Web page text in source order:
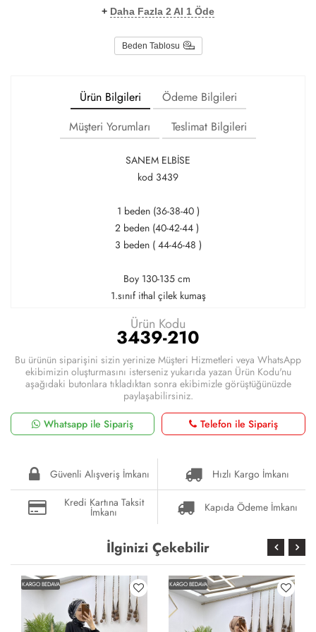
+ Daha Fazla 2 Al 1 Öde
Beden Tablosu
Ürün Bilgileri
Ödeme Bilgileri
Müşteri Yorumları
Teslimat Bilgileri
SANEM ELBİSE
kod 3439
1 beden (36-38-40 )
2 beden (40-42-44 )
3 beden ( 44-46-48 )
Boy 130-135 cm
1.sınıf ithal çilek kumaş
Ürün Kodu
3439-210
Bu ürünün siparişini sizin yerinize Müşteri Hizmetleri veya WhatsApp
ekibimizin oluşturmasını isterseniz yukarıda yazan Ürün Kodu'nu
aşağıdaki butonlara tıkladıktan sonra ekibimizle görüştüğünüzde
paylaşabilirsiniz.
Whatsapp ile Sipariş
Telefon ile Sipariş
Güvenli Alışveriş İmkanı
Hızlı Kargo İmkanı
Kredi Kartına Taksit
İmkanı Kapıda Ödeme İmkanı
İlginizi Çekebilir
KARGO BEDAVA KARGO BEDAVA